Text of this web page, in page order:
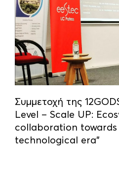
Συμμετοχή της
Level – Scale UP:
collaboration towards
technological era”